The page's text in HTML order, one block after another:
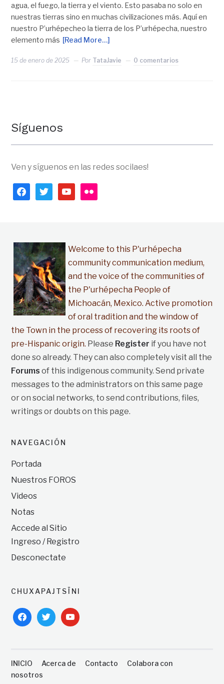
agua, el fuego, la tierra y el viento. Esto pasaba no solo en
nuestras tierras sino en muchas civilizaciones más. Aquí en
nuestro P’urhépecheo la tierra de los P’urhépecha, nuestro
elemento más [Read More…]
15 de enero de 2025 Por TataJavie 0 comentarios
Síguenos
Ven y síguenos en las redes socilaes!
facebooktwitteryoutubeflickr
Welcome to this P'urhépecha
community communication medium,
and the voice of the communities of
the P'urhépecha People of
Michoacán, Mexico. Active promotion
of oral tradition and the window of
the Town in the process of recovering its roots of
pre-Hispanic origin. Please Register if you have not
done so already. They can also completely visit all the
Forums of this indigenous community. Send private
messages to the administrators on this same page
or on social networks, to send contributions, files,
writings or doubts on this page.
NAVEGACIÓN
Portada
Nuestros FOROS
Videos
Notas
Accede al Sitio
Ingreso / Registro
Desconectate
CHUXAPAJTSÏNI
facebooktwitteryoutube
INICIO Acerca de Contacto
Colabora con
nosotros